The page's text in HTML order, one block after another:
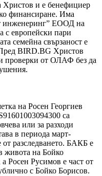
и е бенефициер
финансиране. Има
инженеринг” ЕООД на
с европейски пари
семейна свързаност е
BIRD.BG Христов
проверки от ОЛАФ без да
на Росен Георгиев
са
или за разходи
в периода март-
от разследването. БАКБ е
живота на Бойко
Росен Русимов е част от
с Бойко Борисов.